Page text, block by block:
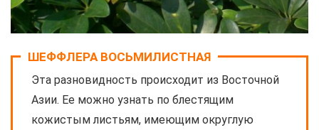
ШЕФФЛЕРА ВОСЬМИЛИСТНАЯ
Эта разновидность происходит из Восточной
Азии. Ее можно узнать по блестящим
кожистым листьям, имеющим округлую